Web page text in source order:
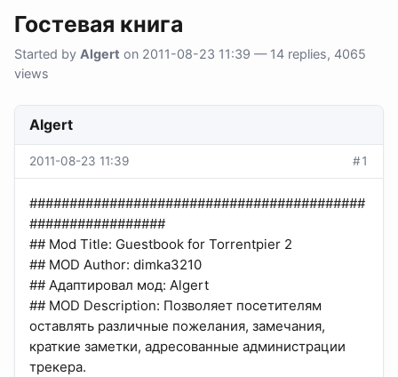
Гостевая книга
Started by Algert on 2011-08-23 11:39 — 14 replies, 4065
views
Algert
2011-08-23 11:39 #1
##########################################
#################
## Mod Title: Guestbook for Torrentpier 2
## MOD Author: dimka3210
## Адаптировал мод: Algert
## MOD Description: Позволяет посетителям
оставлять различные пожелания, замечания,
краткие заметки, адресованные администрации
трекера.